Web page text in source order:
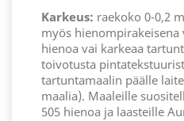
Karkeus: raekoko 0-0,2
myös hienompirakeisena
hienoa vai karkeaa
toivotusta
tartuntamaalin päälle
maalia). Maaleille
505 hienoa ja laasteille